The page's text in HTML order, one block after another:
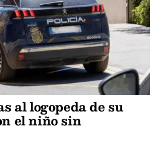
al logopeda de su
el niño sin